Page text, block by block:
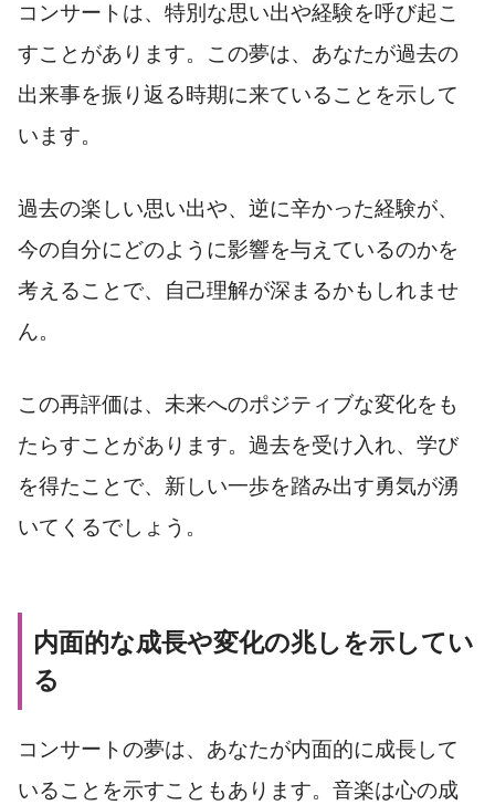
コンサートは、特別な思い出や経験を呼び起こ
すことがあります。この夢は、あなたが過去の
出来事を振り返る時期に来ていることを示して
います。
過去の楽しい思い出や、逆に辛かった経験が、
今の自分にどのように影響を与えているのかを
考えることで、自己理解が深まるかもしれませ
ん。
この再評価は、未来へのポジティブな変化をも
たらすことがあります。過去を受け入れ、学び
を得たことで、新しい一歩を踏み出す勇気が湧
いてくるでしょう。
内面的な成長や変化の兆しを示してい
る
コンサートの夢は、あなたが内面的に成長して
いることを示すこともあります。音楽は心の成